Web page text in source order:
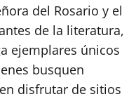
del Rosario y el
de la literatura,
ejemplares únicos
busquen
disfrutar de sitios